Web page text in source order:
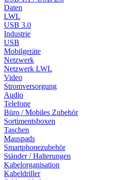
Daten
LWL
USB 3.0
Industrie
USB
Mobilgeräte
Netzwerk
Netzwerk LWL
Video
Stromversorgung
Audio
Telefone
Büro / Mobiles Zubehör
Sortimentsboxen
Taschen
Mauspads
Smartphonezubehör
Ständer / Halterungen
Kabelorganisation
Kabeldriller